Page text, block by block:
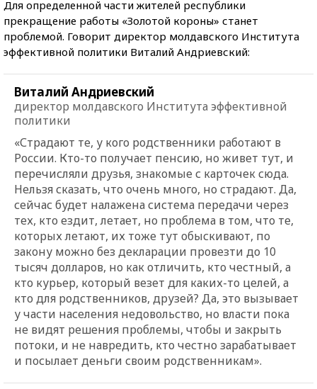
Для определенной части жителей республики
прекращение работы «Золотой короны» станет
проблемой. Говорит директор молдавского Института
эффективной политики Виталий Андриевский:
Виталий Андриевский
директор молдавского Института эффективной
политики
«Страдают те, у кого родственники работают в
России. Кто-то получает пенсию, но живет тут, и
перечисляли друзья, знакомые с карточек сюда.
Нельзя сказать, что очень много, но страдают. Да,
сейчас будет налажена система передачи через
тех, кто ездит, летает, но проблема в том, что те,
которых летают, их тоже тут обыскивают, по
закону можно без декларации провезти до 10
тысяч долларов, но как отличить, кто честный, а
кто курьер, который везет для каких-то целей, а
кто для родственников, друзей? Да, это вызывает
у части населения недовольство, но власти пока
не видят решения проблемы, чтобы и закрыть
потоки, и не навредить, кто честно зарабатывает
и посылает деньги своим родственникам».